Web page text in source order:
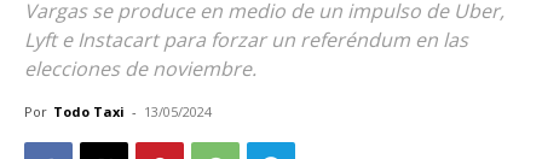
Vargas se produce en medio de un impulso de Uber,
Lyft e Instacart para forzar un referéndum en las
elecciones de noviembre.
Por Todo Taxi - 13/05/2024